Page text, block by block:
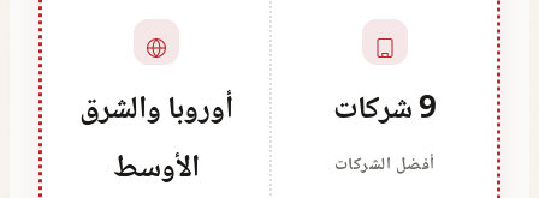
9 شركات
أفضل الشركات
أوروبا والشرق
الأوسط